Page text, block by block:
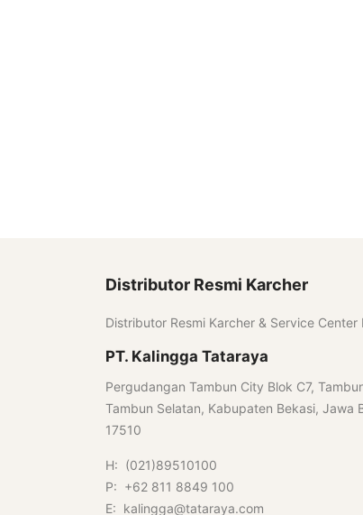
Distributor Resmi Karcher
Distributor Resmi Karcher & Service Center
PT. Kalingga Tataraya
Pergudangan Tambun City Blok C7,
Tambun Selatan, Kabupaten Bekasi, Jawa
17510
H: (021)89510100
P: +62 811 8849 100
E: kalingga@tataraya.com